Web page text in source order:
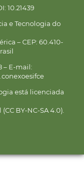
10.21439
e Tecnologia do
– CEP: 60.410-
– E-mail:
está licenciada
BY-NC-SA 4.0).